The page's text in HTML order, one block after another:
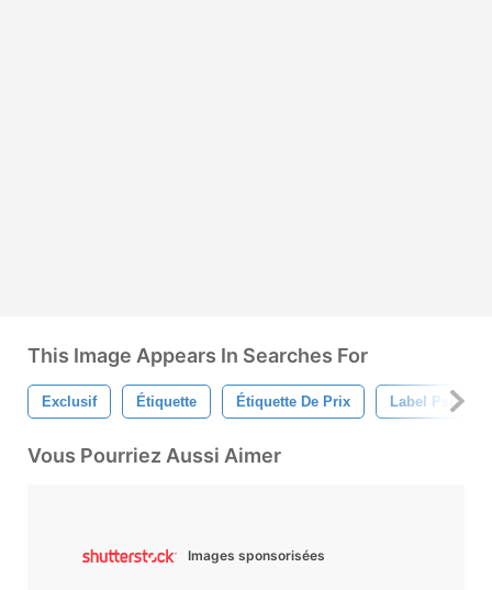
This Image Appears In Searches For
Exclusif Étiquette Étiquette De Prix Label Psd
Vous Pourriez Aussi Aimer
Images sponsorisées